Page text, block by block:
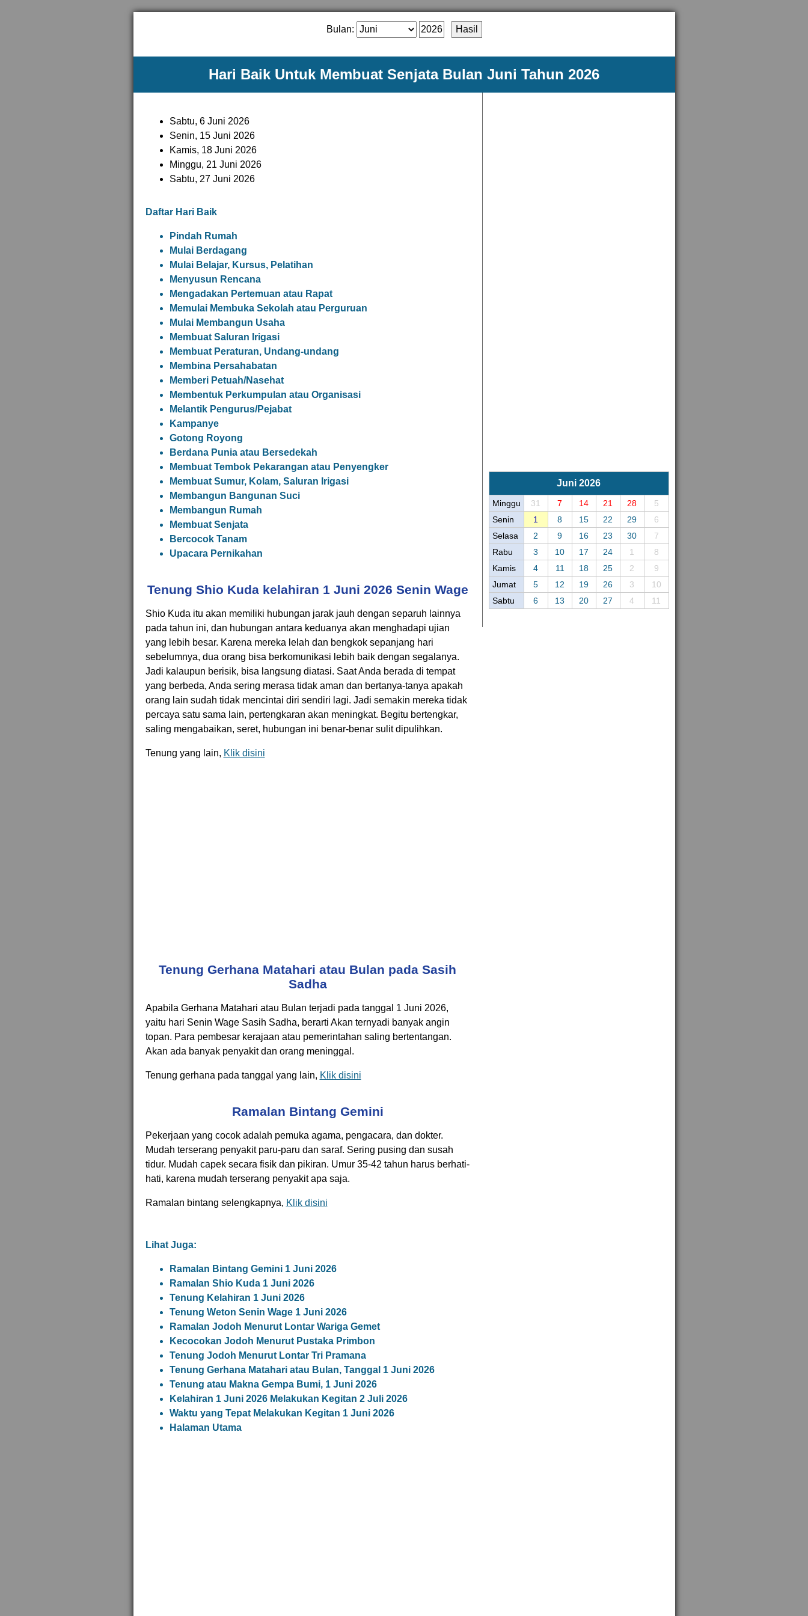
Bulan:
Hari Baik Untuk Membuat Senjata Bulan Juni Tahun 2026
Sabtu, 6 Juni 2026
Senin, 15 Juni 2026
Kamis, 18 Juni 2026
Minggu, 21 Juni 2026
Sabtu, 27 Juni 2026
Daftar Hari Baik
Pindah Rumah
Mulai Berdagang
Mulai Belajar, Kursus, Pelatihan
Menyusun Rencana
Mengadakan Pertemuan atau Rapat
Memulai Membuka Sekolah atau Perguruan
Mulai Membangun Usaha
Membuat Saluran Irigasi
Membuat Peraturan, Undang-undang
Membina Persahabatan
Memberi Petuah/Nasehat
Membentuk Perkumpulan atau Organisasi
Melantik Pengurus/Pejabat
Kampanye
Gotong Royong
Berdana Punia atau Bersedekah
Membuat Tembok Pekarangan atau Penyengker
Membuat Sumur, Kolam, Saluran Irigasi
Membangun Bangunan Suci
Membangun Rumah
Membuat Senjata
Bercocok Tanam
Upacara Pernikahan
Tenung Shio Kuda kelahiran 1 Juni 2026 Senin Wage
Shio Kuda itu akan memiliki hubungan jarak jauh dengan separuh lainnya
pada tahun ini, dan hubungan antara keduanya akan menghadapi ujian
yang lebih besar. Karena mereka lelah dan bengkok sepanjang hari
sebelumnya, dua orang bisa berkomunikasi lebih baik dengan segalanya.
Jadi kalaupun berisik, bisa langsung diatasi. Saat Anda berada di tempat
yang berbeda, Anda sering merasa tidak aman dan bertanya-tanya apakah
orang lain sudah tidak mencintai diri sendiri lagi. Jadi semakin mereka tidak
percaya satu sama lain, pertengkaran akan meningkat. Begitu bertengkar,
saling mengabaikan, seret, hubungan ini benar-benar sulit dipulihkan.
Tenung yang lain, Klik disini
Tenung Gerhana Matahari atau Bulan pada Sasih
Sadha
Apabila Gerhana Matahari atau Bulan terjadi pada tanggal 1 Juni 2026,
yaitu hari Senin Wage Sasih Sadha, berarti Akan ternyadi banyak angin
topan. Para pembesar kerajaan atau pemerintahan saling bertentangan.
Akan ada banyak penyakit dan orang meninggal.
Tenung gerhana pada tanggal yang lain, Klik disini
Ramalan Bintang Gemini
Pekerjaan yang cocok adalah pemuka agama, pengacara, dan dokter.
Mudah terserang penyakit paru-paru dan saraf. Sering pusing dan susah
tidur. Mudah capek secara fisik dan pikiran. Umur 35-42 tahun harus berhati-
hati, karena mudah terserang penyakit apa saja.
Ramalan bintang selengkapnya, Klik disini
Lihat Juga:
Ramalan Bintang Gemini 1 Juni 2026
Ramalan Shio Kuda 1 Juni 2026
Tenung Kelahiran 1 Juni 2026
Tenung Weton Senin Wage 1 Juni 2026
Ramalan Jodoh Menurut Lontar Wariga Gemet
Kecocokan Jodoh Menurut Pustaka Primbon
Tenung Jodoh Menurut Lontar Tri Pramana
Tenung Gerhana Matahari atau Bulan, Tanggal 1 Juni 2026
Tenung atau Makna Gempa Bumi, 1 Juni 2026
Kelahiran 1 Juni 2026 Melakukan Kegitan 2 Juli 2026
Waktu yang Tepat Melakukan Kegitan 1 Juni 2026
Halaman Utama
Juni 2026
Minggu 31 7 14 21 28
5
Senin
1 8 15 22 29
6
Selasa
2 9 16 23 30
7
Rabu
3 10 17 24 1
8
Kamis
4 11 18 25 2
9
Jumat
5 12 19 26 3
10
Sabtu
6 13 20 27 4 11